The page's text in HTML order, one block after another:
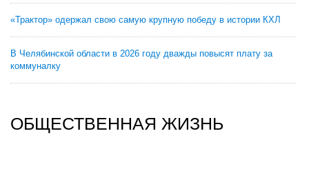
«Трактор» одержал свою самую крупную победу в истории КХЛ
В Челябинской области в 2026 году дважды повысят плату за
коммуналку
ОБЩЕСТВЕННАЯ ЖИЗНЬ